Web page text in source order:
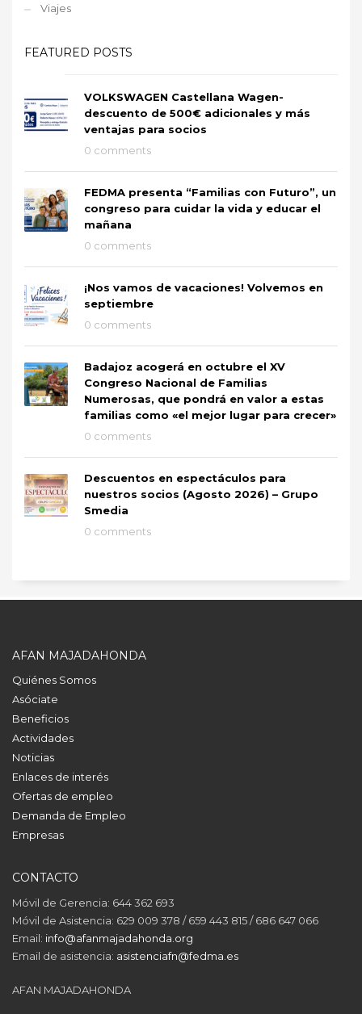
Viajes
FEATURED POSTS
VOLKSWAGEN Castellana Wagen-
descuento de 500€ adicionales y más
ventajas para socios
0 comments
FEDMA presenta “Familias con Futuro”, un
congreso para cuidar la vida y educar el
mañana
0 comments
¡Nos vamos de vacaciones! Volvemos en
septiembre
0 comments
Badajoz acogerá en octubre el XV
Congreso Nacional de Familias
Numerosas, que pondrá en valor a estas
familias como «el mejor lugar para crecer»
0 comments
Descuentos en espectáculos para
nuestros socios (Agosto 2026) – Grupo
Smedia
0 comments
AFAN MAJADAHONDA
Quiénes Somos
Asóciate
Beneficios
Actividades
Noticias
Enlaces de interés
Ofertas de empleo
Demanda de Empleo
Empresas
CONTACTO
Móvil de Gerencia: 644 362 693
Móvil de Asistencia: 629 009 378 / 659 443 815 / 686 647 066
Email: info@afanmajadahonda.org
Email de asistencia: asistenciafn@fedma.es
AFAN MAJADAHONDA